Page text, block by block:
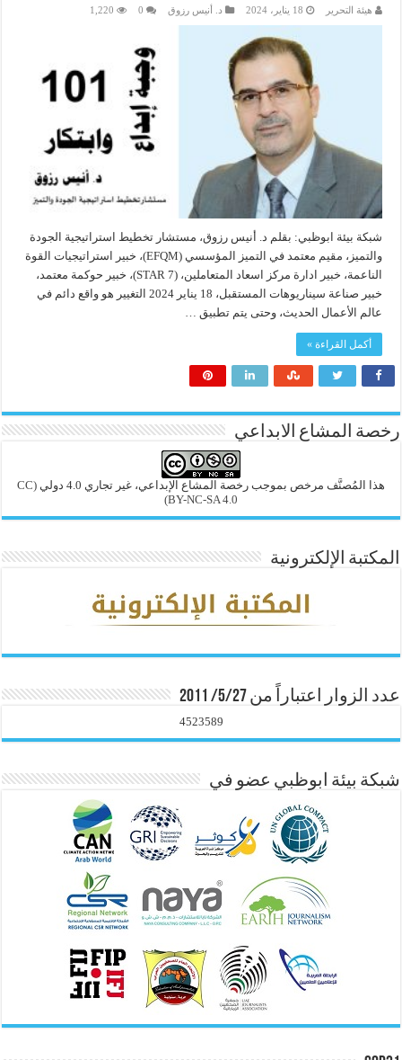
هيئة التحرير 18 يناير، 2024 د. أنيس رزوق 0
1,220
شبكة بيئة ابوظبي: بقلم د. أنيس رزوق، مستشار تخطيط استراتيجية الجودة
والتميز، مقيم معتمد في التميز المؤسسي (EFQM)، خبير استراتيجيات القوة
الناعمة، خبير ادارة مركز اسعاد المتعاملين، (7 STAR)، خبير حوكمة معتمد،
خبير صناعة سيناريوهات المستقبل، 18 يناير 2024 التغيير هو واقع دائم في
عالم الأعمال الحديث، وحتى يتم تطبيق …
أكمل القراءة »
رخصة المشاع الابداعي
هذا المُصنَّف مرخص بموجب رخصة المشاع الإبداعي، غير تجاري 4.0 دولي
(CC
BY-NC-SA 4.0)
المكتبة الإلكترونية
عدد الزوار اعتباراً من 5/27/ 2011
4523589
شبكة بيئة ابوظبي عضو في